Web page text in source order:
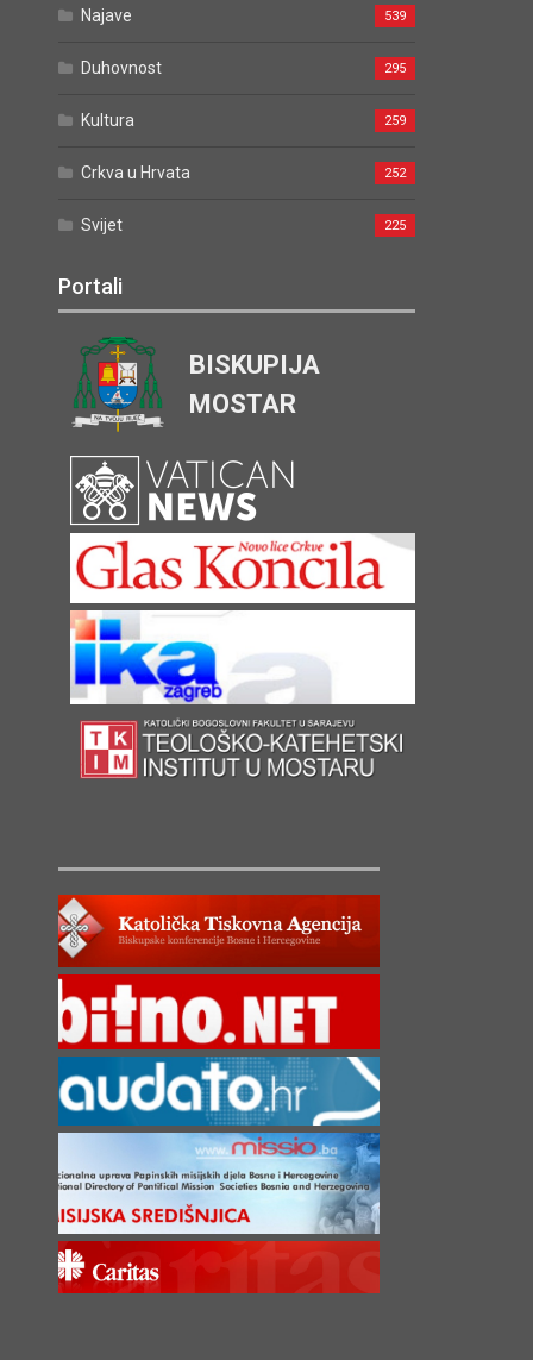
Najave 539
Duhovnost 295
Kultura 259
Crkva u Hrvata 252
Svijet 225
Portali
BISKUPIJA
MOSTAR